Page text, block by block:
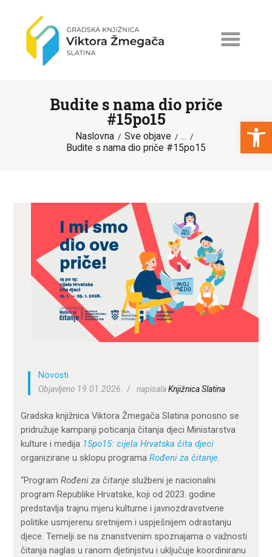
Open toolbar
Budite s nama dio priče
#15po15
Naslovna Sve objave ...
Budite s nama dio priče #15po15
NASLOVNA
PROGRAMI I PROJEKTI
KATALOG
O KNJIŽNICI
ZA KORISNIKE
ODJELI
DOKUMENTI
Novosti
Objavljeno 19.01.2026.
napisalaKnjižnica Slatina
Gradska knjižnica Viktora Žmegača Slatina ponosno se
pridružuje kampanji poticanja čitanja djeci Ministarstva
kulture i medija 15po15: cijela Hrvatska čita djeci
organizirane u sklopu programaRođeni za čitanje
“ProgramRođeni za čitanje službeni je nacionalni
program Republike Hrvatske, koji od 2023. godine
predstavlja trajnu mjeru kulturne i javnozdravstvene
politike usmjerenu sretnijem i uspješnijem odrastanju
djece. Temelji se na znanstvenim spoznajama o važnosti
čitanja naglas u ranom djetinjstvu i uključuje koordiniranu